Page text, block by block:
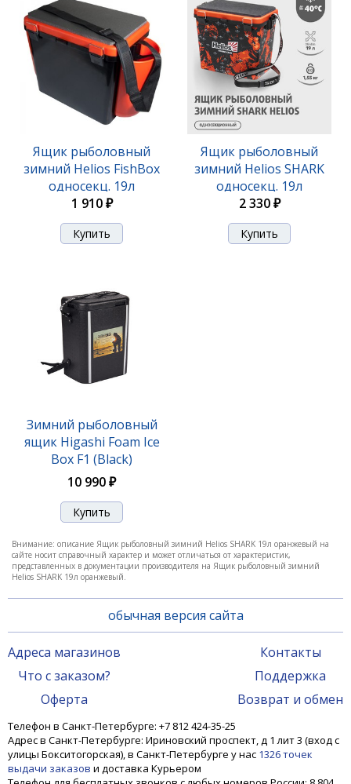
Ящик рыболовный
зимний Helios FishBox
односекц. 19л
оранжевый
1 910 ₽
Ящик рыболовный
зимний Helios SHARK
односекц. 19л
оранжевый
2 330 ₽
Зимний рыболовный
ящик Higashi Foam Ice
Box F1 (Black)
10 990 ₽
Внимание: описание Ящик рыболовный зимний Helios SHARK 19л оранжевый на
сайте носит справочный характер и может отличаться от характеристик,
представленных в документации производителя на Ящик рыболовный зимний
Helios SHARK 19л оранжевый.
обычная версия сайта
Адреса магазинов
Что с заказом?
Оферта
Контакты
Поддержка
Возврат и обмен
Телефон в Санкт-Петербурге: +7 812 424-35-25
Адрес в Санкт-Петербурге: Ириновский проспект, д 1 лит 3 (вход с
улицы Бокситогорская), в Санкт-Петербурге у нас 1326 точек
выдачи заказов и доставка Курьером